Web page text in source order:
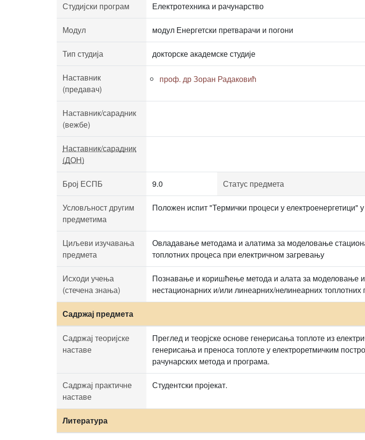
Студијски програм Електротехника и рачунарство
Модул модул Енергетски претварачи и погони
Тип студија докторске академске студије
Наставник
(предавач)
проф. др Зоран Радаковић
Наставник/сарадник
(вежбе)
Наставник/сарадник
(ДОН)
Број ЕСПБ 9.0 Статус предмета
Условљност другим
предметима
Положен испит "Термички процеси у електроенергетици" у
Циљеви изучавања
предмета
Овладавање методама и алатима за моделовање
топлотних процеса при електричном загревању
Исходи учења
(стечена знања)
Познавање и коришћење метода и алата за моделовање
нестационарних и/или линеарних/нелинеарних
Садржај предмета
Садржај теоријске
наставе
Преглед и теорјске основе генерисања топлоте из
генерисања и преноса топлоте у електроретмичким
рачунарских метода и програма.
Садржај практичне
наставе
Студентски пројекат.
Литература